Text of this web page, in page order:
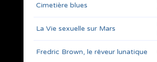
Cimetière blues
La Vie sexuelle sur Mars
Fredric Brown, le rêveur lunatique